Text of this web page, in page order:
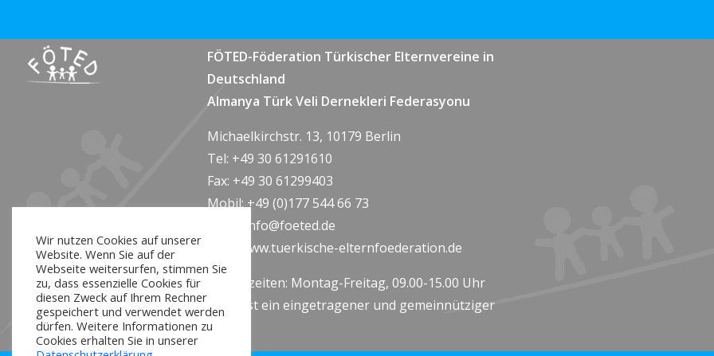
FÖTED-Föderation Türkischer Elternvereine in
Deutschland
Almanya Türk Veli Dernekleri Federasyonu
Michaelkirchstr. 13, 10179 Berlin
Tel: +49 30 61291610
Fax: +49 30 61299403
Mobil: +49 (0)177 544 66 73
info@foeted.de
www.tuerkische-elternfoederation.de
Sprechzeiten: Montag-Freitag, 09.00-15.00 Uhr
Föted ist ein eingetragener und gemeinnütziger
Verein
Wir nutzen Cookies auf unserer
Website. Wenn Sie auf der
Webseite weitersurfen, stimmen Sie
zu, dass essenzielle Cookies für
diesen Zweck auf Ihrem Rechner
gespeichert und verwendet werden
dürfen. Weitere Informationen zu
Cookies erhalten Sie in unserer